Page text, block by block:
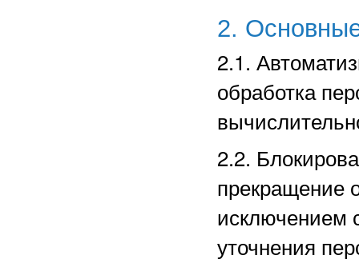
2.
2.1.
обработка
2.2.
прекращение
исключением
уточнения